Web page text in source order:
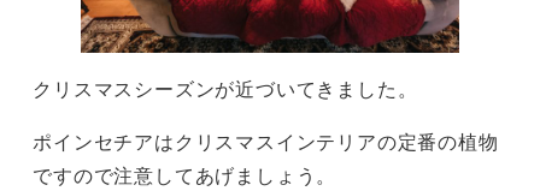
クリスマスシーズンが近づいてきました。
ポインセチアはクリスマスインテリアの定番の植物
ですので注意してあげましょう。